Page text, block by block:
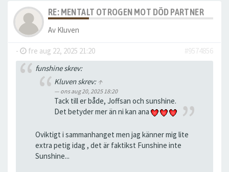
RE: MENTALT OTROGEN MOT DÖD PARTNER
Av Kluven
- fre aug 22, 2025 21:20
#9574856
funshine skrev:
Kluven skrev: ↑
ons aug 20, 2025 18:20
Tack till er både, Joffsan och sunshine.
Det betyder mer än ni kan ana
Oviktigt i sammanhanget men jag känner mig lite
extra petig idag , det är faktikst Funshine inte
Sunshine...